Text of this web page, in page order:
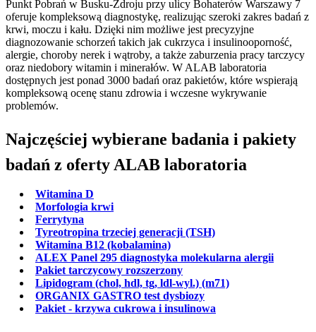
Punkt Pobrań w Busku-Zdroju przy ulicy Bohaterów Warszawy 7
oferuje kompleksową diagnostykę, realizując szeroki zakres badań z
krwi, moczu i kału. Dzięki nim możliwe jest precyzyjne
diagnozowanie schorzeń takich jak cukrzyca i insulinooporność,
alergie, choroby nerek i wątroby, a także zaburzenia pracy tarczycy
oraz niedobory witamin i minerałów. W ALAB laboratoria
dostępnych jest ponad 3000 badań oraz pakietów, które wspierają
kompleksową ocenę stanu zdrowia i wczesne wykrywanie
problemów.
Najczęściej wybierane badania i pakiety
badań z oferty ALAB laboratoria
Witamina D
Morfologia krwi
Ferrytyna
Tyreotropina trzeciej generacji (TSH)
Witamina B12 (kobalamina)
ALEX Panel 295 diagnostyka molekularna alergii
Pakiet tarczycowy rozszerzony
Lipidogram (chol, hdl, tg, ldl-wyl.) (m71)
ORGANIX GASTRO test dysbiozy
Pakiet - krzywa cukrowa i insulinowa